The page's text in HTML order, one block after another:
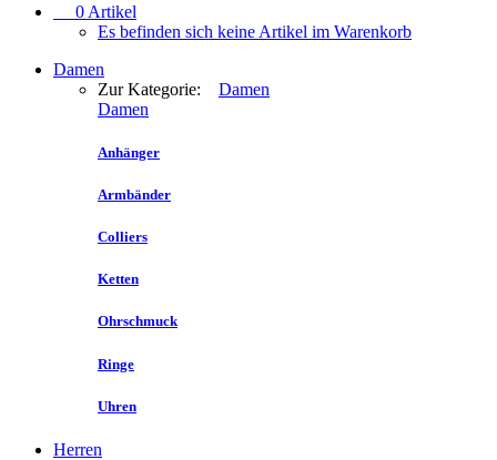
0 Artikel
Es befinden sich keine Artikel im Warenkorb
Damen
Zur Kategorie: Damen
Damen
Anhänger
Armbänder
Colliers
Ketten
Ohrschmuck
Ringe
Uhren
Herren